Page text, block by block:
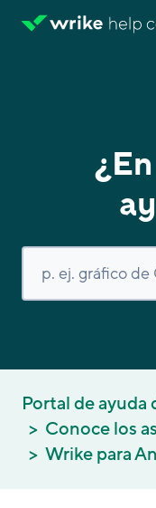
Portal de ayuda
Conoce los
Wrike para